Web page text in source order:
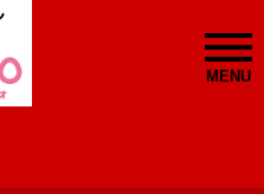
MENU